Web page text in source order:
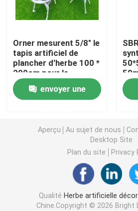
Gazon artificiel d'herbe
Fleurs de soie artificielle
Pétales de fleurs artificielles
Usines artificielles de décoration
Ornements décoratifs
Moss Mat artificiel
Orner mesurent 5/8" le
tapis artificiel de
plancher d'herbe 100 *
200cm pour la
terrasse de balcon
envoyer une
de
Aperçu Au sujet de nous
Desktop Site
Plan du site
Privacy
Qualité Herbe artificielle
Chine.Copyright © 2026 Bright